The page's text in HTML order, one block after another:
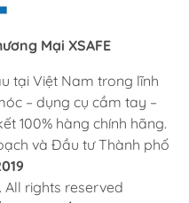
Mại XSAFE
tại Việt Nam trong lĩnh
– dụng cụ cầm tay –
100% hàng chính hãng.
và Đầu tư Thành phố
. All rights reserved